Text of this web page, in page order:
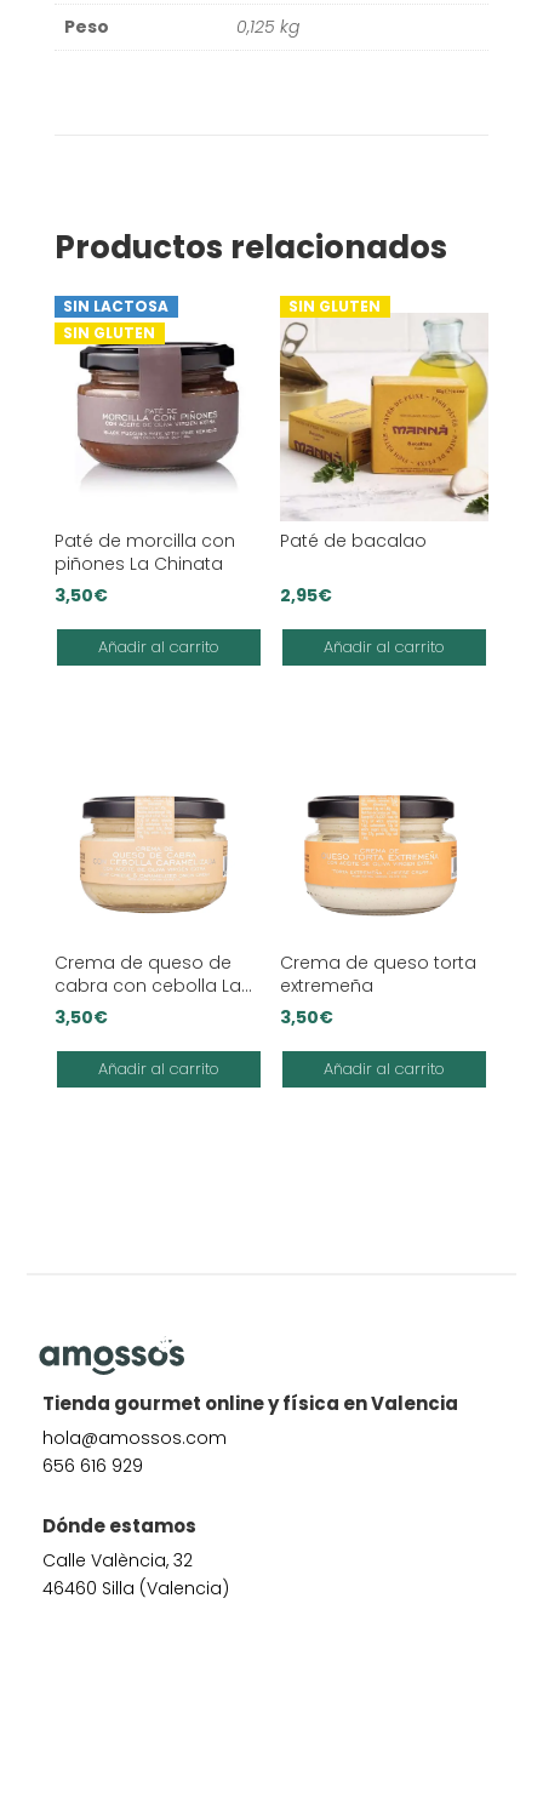
Peso 0,125 kg
Productos relacionados
SIN LACTOSA
SIN GLUTEN
Paté de morcilla con
piñones La Chinata
3,50€
Añadir al carrito
SIN GLUTEN
Paté de bacalao
2,95€
Añadir al carrito
Crema de queso de
cabra con cebolla La
Chinata
3,50€
Añadir al carrito
Crema de queso torta
extremeña
3,50€
Añadir al carrito
Tienda gourmet online y física en Valencia
hola@amossos.com
656 616 929
Dónde estamos
Calle València, 32
46460 Silla (Valencia)